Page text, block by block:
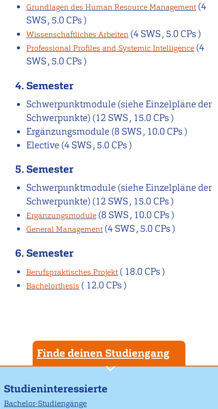
Grundlagen des Human Resource Management (4
SWS , 5.0 CPs )
Wissenschaftliches Arbeiten (4 SWS , 5.0 CPs )
Professional Profiles and Systemic Intelligence (4
SWS , 5.0 CPs )
4. Semester
Schwerpunktmodule (siehe Einzelpläne der
Schwerpunkte) (12 SWS , 15.0 CPs )
Ergänzungsmodule (8 SWS , 10.0 CPs )
Elective (4 SWS , 5.0 CPs )
5. Semester
Schwerpunktmodule (siehe Einzelpläne der
Schwerpunkte) (12 SWS , 15.0 CPs )
Ergänzungsmodule (8 SWS , 10.0 CPs )
General Management (4 SWS , 5.0 CPs )
6. Semester
Berufspraktisches Projekt ( 18.0 CPs )
Bachelorthesis ( 12.0 CPs )
Finde deinen Studiengang
Studieninteressierte
Bachelor-Studiengänge